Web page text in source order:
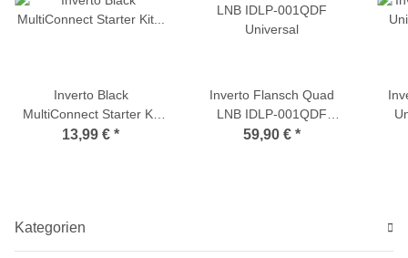
Inverto Black
MultiConnect Starter Kit
IDLB-SET03-MULTI-8TP
13,99 € *
Inverto Flansch Quad
LNB IDLP-001QDF
Universal
59,90 € *
Kategorien